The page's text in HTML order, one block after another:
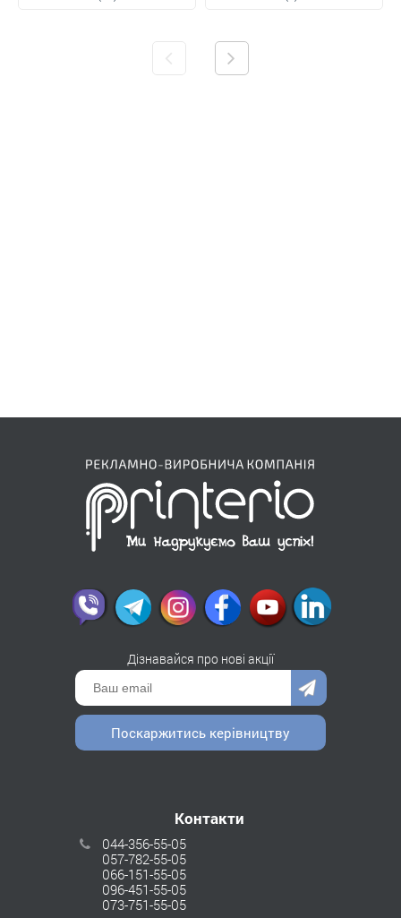
Дізнавайся про нові акції
Поскаржитись керівництву
Контакти
044-356-55-05
057-782-55-05
066-151-55-05
096-451-55-05
073-751-55-05